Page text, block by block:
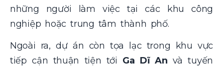
những người làm việc tại các khu công
nghiệp hoặc trung tâm thành phố.
Ngoài ra, dự án còn tọa lạc trong khu vực
tiếp cận thuận tiện tới Ga Dĩ An và tuyến